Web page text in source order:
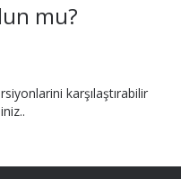
mu?
karşılaştırabilir